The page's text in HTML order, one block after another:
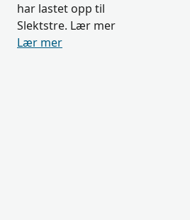
har lastet opp til
Slektstre. Lær mer
Lær mer